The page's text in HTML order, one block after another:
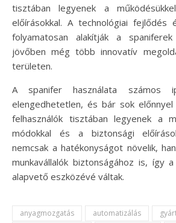
tisztában legyenek a
előírásokkal. A technológiai fejlődés
folyamatosan alakítják a
jövőben még több innovatív
területen.
A spanifer használata számos
elengedhetetlen, és bár sok
felhasználók tisztában legyenek a
módokkal és a biztonsági
nemcsak a hatékonyságot növelik,
munkavállalók biztonságához is, így
alapvető eszközévé váltak.
anyagmozgatás automatizálás